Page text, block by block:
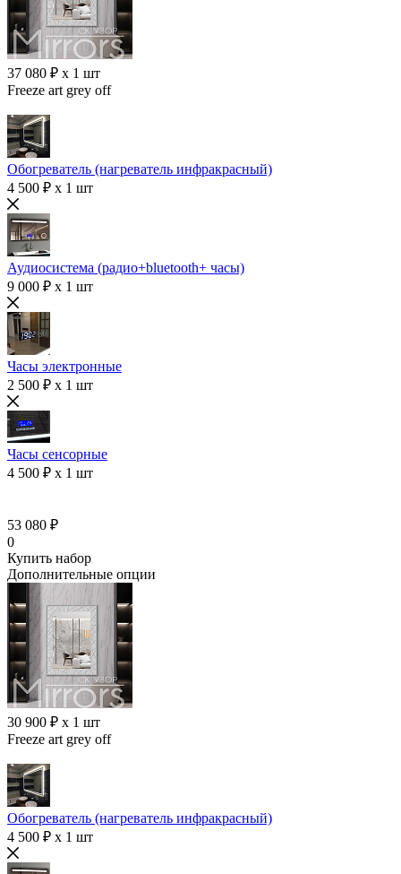
37 080 ₽ x 1 шт
Freeze art grey off
Обогреватель (нагреватель инфракрасный)
4 500 ₽ x 1 шт
Аудиосистема (радио+bluetooth+ часы)
9 000 ₽ x 1 шт
Часы электронные
2 500 ₽ x 1 шт
Часы сенсорные
4 500 ₽ x 1 шт
53 080 ₽
0
Купить набор
Дополнительные опции
30 900 ₽ x 1 шт
Freeze art grey off
Обогреватель (нагреватель инфракрасный)
4 500 ₽ x 1 шт